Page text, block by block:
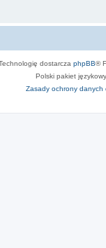
dostarcza phpBB®
Polski pakiet
Zasady ochrony danych